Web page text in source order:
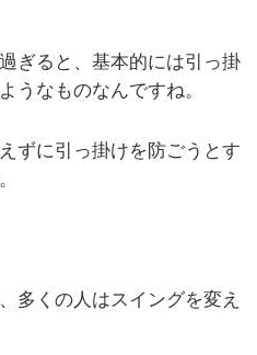
ぎると、基本的には引っ掛
うなものなんですね。
ずに引っ掛けを防ごうとす
多くの人はスイングを変え